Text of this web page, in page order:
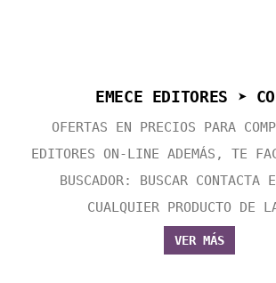
EMECE EDITORES ➤
OFERTAS EN PRECIOS PARA
EDITORES ON-LINE ADEMÁS, TE
BUSCADOR: BUSCAR CONTACTA
CUALQUIER PRODUCTO
VER MÁS